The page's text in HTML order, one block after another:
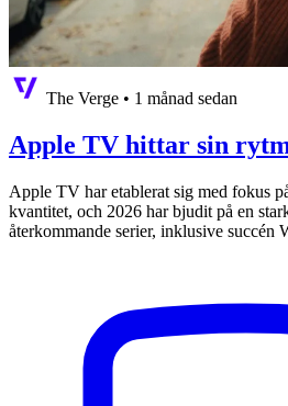
The Verge • 1 månad sedan
Apple TV hittar sin
Apple TV har etablerat sig med fokus
kvantitet, och 2026 har bjudit på en
återkommande serier, inklusive succén